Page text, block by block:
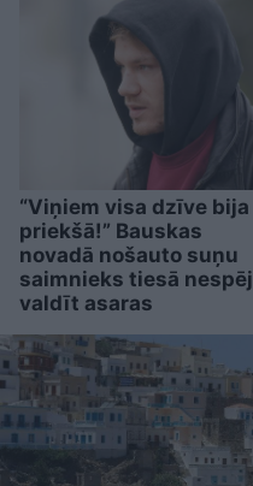
“Viņiem visa dzīve bija
priekšā!” Bauskas
novadā nošauto suņu
saimnieks tiesā nespēj
valdīt asaras